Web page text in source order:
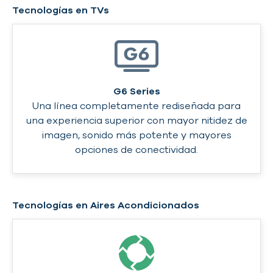
Tecnologías en TVs
G6 Series
Una línea completamente rediseñada para
una experiencia superior con mayor nitidez de
imagen, sonido más potente y mayores
opciones de conectividad.
Tecnologías en Aires Acondicionados